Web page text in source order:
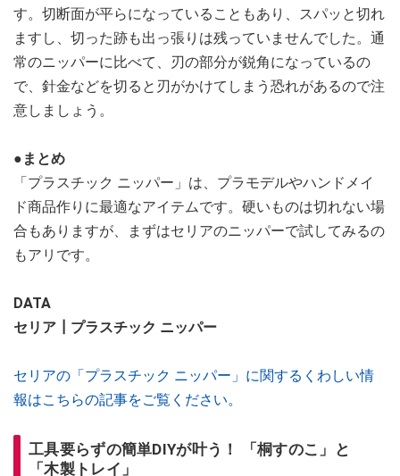
す。切断面が平らになっていることもあり、スパッと切れ
ますし、切った跡も出っ張りは残っていませんでした。通
常のニッパーに比べて、刃の部分が鋭角になっているの
で、針金などを切ると刃がかけてしまう恐れがあるので注
意しましょう。
●まとめ
「プラスチック ニッパー」は、プラモデルやハンドメイ
ド商品作りに最適なアイテムです。硬いものは切れない場
合もありますが、まずはセリアのニッパーで試してみるの
もアリです。
DATA
セリア┃プラスチック ニッパー
セリアの「プラスチック ニッパー」に関するくわしい情
報はこちらの記事をご覧ください。
工具要らずの簡単DIYが叶う！ 「桐すのこ」と
「木製トレイ」